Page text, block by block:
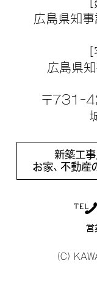
広島県知
広島県
〒731-
新築工事/
お家、不動産
営
(C)